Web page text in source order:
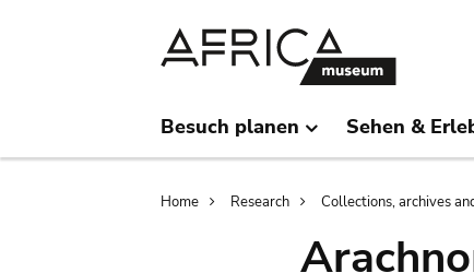
Besuch planen Sehen &
Breadcrumb
Home Research Collections, archives